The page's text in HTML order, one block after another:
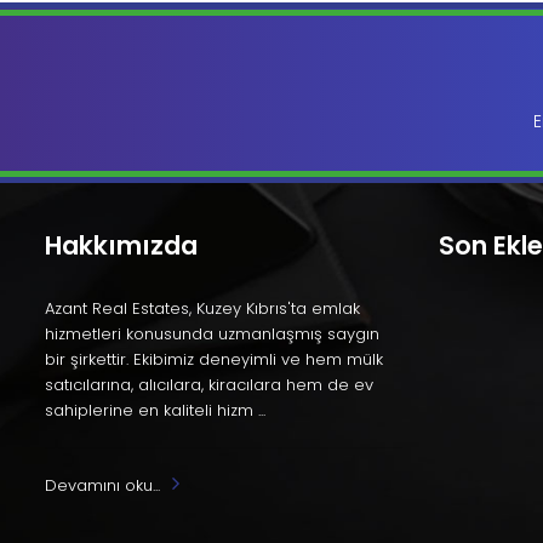
Hakkımızda
Azant Real Estates, Kuzey Kıbrıs'ta emlak
hizmetleri konusunda uzmanlaşmış saygın
bir şirkettir. Ekibimiz deneyimli ve hem mülk
satıcılarına, alıcılara, kiracılara hem de ev
sahiplerine en kaliteli hizm ...
Devamını oku...
Son